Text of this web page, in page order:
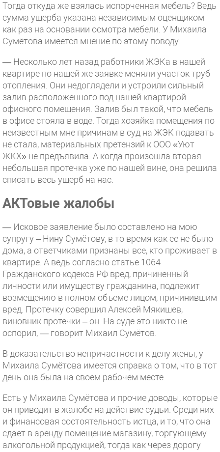
Тогда откуда же взялась испорченная мебель? Ведь
сумма ущерба указана независимым оценщиком
как раз на основании осмотра мебели. У Михаила
Сумётова имеется мнение по этому поводу:
— Несколько лет назад работники ЖЭКа в нашей
квартире по нашей же заявке меняли участок труб
отопления. Они недоглядели и устроили сильный
залив расположенного под нашей квартирой
офисного помещения. Залив был такой, что мебель
в офисе стояла в воде. Тогда хозяйка помещения по
неизвестным мне причинам в суд на ЖЭК подавать
не стала, материальных претензий к ООО «Уют
ЖКХ» не предъявила. А когда произошла вторая
небольшая протечка уже по нашей вине, она решила
списать весь ущерб на нас.
АКТовые жалобы
— Исковое заявление было составлено на мою
супругу – Нину Сумётову, в то время как ее не было
дома, а ответчиками признаны все, кто проживает в
квартире. А ведь согласно статье 1064
Гражданского кодекса РФ вред, причиненный
личности или имуществу гражданина, подлежит
возмещению в полном объеме лицом, причинившим
вред. Протечку совершил Алексей Мякишев,
виновник протечки – он. На суде это никто не
оспорил, — говорит Михаил Сумётов.
В доказательство непричастности к делу жены, у
Михаила Сумётова имеется справка о том, что в тот
день она была на своем рабочем месте.
Есть у Михаила Сумётова и прочие доводы, которые
он приводит в жалобе на действие судьи. Среди них
и финансовая состоятельность истца, и то, что она
сдает в аренду помещение магазину, торгующему
алкогольной продукцией, тогда как через дорогу